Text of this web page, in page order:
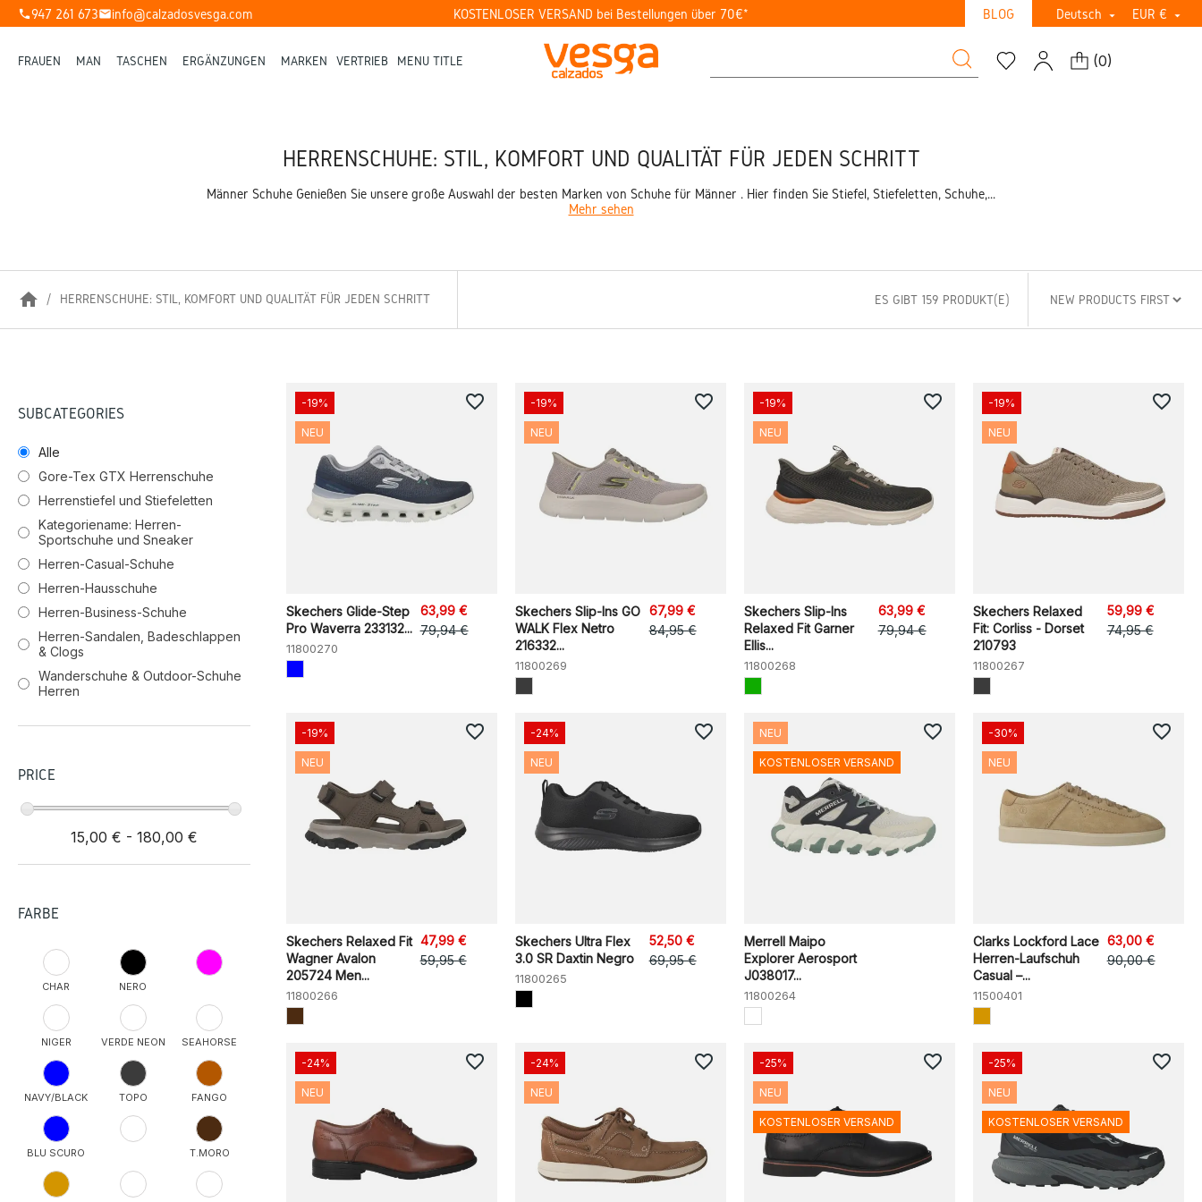
phone947 261 673mailinfo@calzadosvesga.com KOSTENLOSER VERSAND bei Bestellungen über 70€* BLOG Deutsch  EUR € 
FRAUEN MAN TASCHEN ERGÄNZUNGEN MARKEN VERTRIEB MENU TITLE (0)
HERRENSCHUHE: STIL, KOMFORT UND QUALITÄT FÜR JEDEN SCHRITT
Männer Schuhe Genießen Sie unsere große Auswahl der besten Marken von Schuhe für Männer . Hier finden Sie Stiefel, Stiefeletten, Schuhe,...
Mehr sehen
home HERRENSCHUHE: STIL, KOMFORT UND QUALITÄT FÜR JEDEN SCHRITT ES GIBT 159 PRODUKT(E)
SUBCATEGORIES
Alle
Gore-Tex GTX Herrenschuhe
Herrenstiefel und Stiefeletten
Kategoriename: Herren-
Sportschuhe und Sneaker
Herren-Casual-Schuhe
Herren-Hausschuhe
Herren-Business-Schuhe
Herren-Sandalen, Badeschlappen
& Clogs
Wanderschuhe & Outdoor-Schuhe
Herren
PRICE
15,00 € - 180,00 €
FARBE
CHAR NERO
NIGER VERDE NEON SEAHORSE
NAVY/BLACK TOPO FANGO
BLU SCURO T.MORO
Skechers Glide-Step
Pro Waverra 233132...
11800270
63,99 €
79,94 €
-19%
NEU
favorite_border
Skechers Slip-Ins GO
WALK Flex Netro
216332...
11800269
67,99 €
84,95 €
-19%
NEU
favorite_border
Skechers Slip-Ins
Relaxed Fit Garner
Ellis...
11800268
63,99 €
79,94 €
-19%
NEU
favorite_border
Skechers Relaxed
Fit: Corliss - Dorset
210793
11800267
59,99 €
74,95 €
-19%
NEU
favorite_border
Skechers Relaxed Fit
Wagner Avalon
205724 Men...
11800266
47,99 €
59,95 €
-19%
NEU
favorite_border
Skechers Ultra Flex
3.0 SR Daxtin Negro
11800265
52,50 €
69,95 €
-24%
NEU
favorite_border
Merrell Maipo
Explorer Aerosport
J038017...
11800264
NEU
KOSTENLOSER VERSAND
favorite_border
Clarks Lockford Lace
Herren-Laufschuh
Casual –...
11500401
63,00 €
90,00 €
-30%
NEU
favorite_border
-24%
NEU
favorite_border -24%
NEU
favorite_border -25%
NEU
KOSTENLOSER VERSAND
favorite_border -25%
NEU
KOSTENLOSER VERSAND
favorite_border